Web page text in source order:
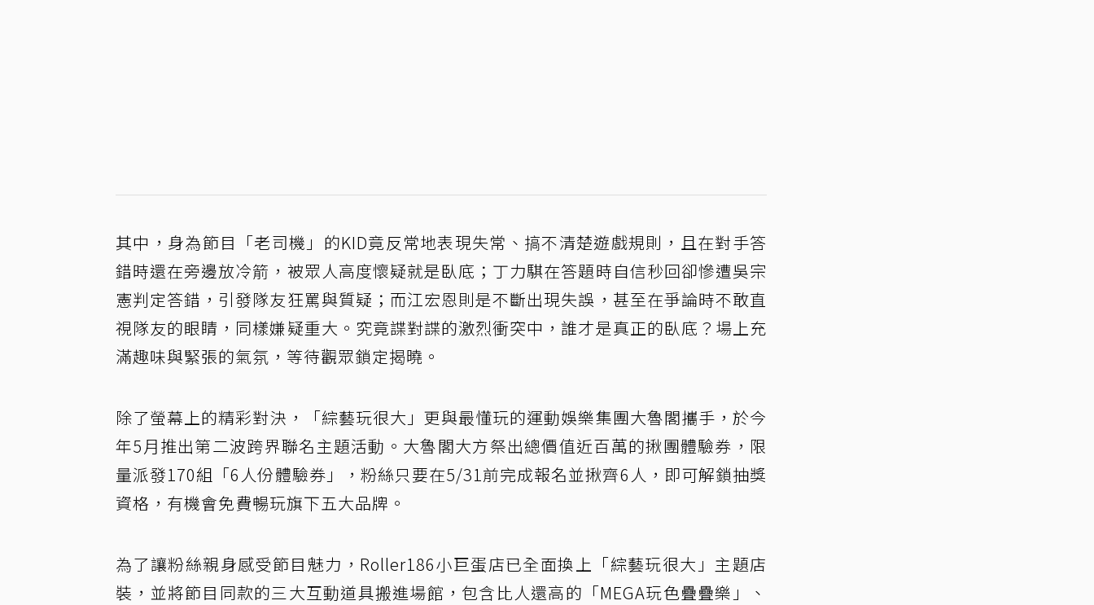
其中，身為節目「老司機」的KID竟反常地表現失常、搞不清楚遊戲規則，且在對手答
錯時還在旁邊放冷箭，被眾人高度懷疑就是臥底；丁力騏在答題時自信秒回卻慘遭吳宗
憲判定答錯，引發隊友狂罵與質疑；而江宏恩則是不斷出現失誤，甚至在爭論時不敢直
視隊友的眼睛，同樣嫌疑重大。究竟諜對諜的激烈衝突中，誰才是真正的臥底？場上充
滿趣味與緊張的氣氛，等待觀眾鎖定揭曉。
除了螢幕上的精彩對決，「綜藝玩很大」更與最懂玩的運動娛樂集團大魯閣攜手，於今
年5月推出第二波跨界聯名主題活動。大魯閣大方祭出總價值近百萬的揪團體驗券，限
量派發170組「6人份體驗券」，粉絲只要在5/31前完成報名並揪齊6人，即可解鎖抽獎
資格，有機會免費暢玩旗下五大品牌。
為了讓粉絲親身感受節目魅力，Roller186小巨蛋店已全面換上「綜藝玩很大」主題店
裝，並將節目同款的三大互動道具搬進場館，包含比人還高的「MEGA玩色疊疊樂」、